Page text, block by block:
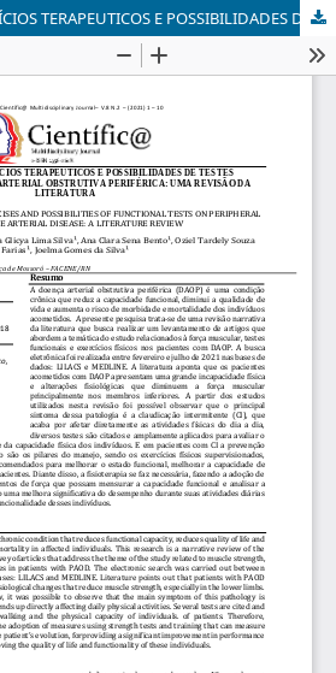
IMPACTO DOS EXERCÍCIOS TERAPEUTICOS E POSSIBILIDADES DE TESTES FUNCIONAIS NA DOENÇA ARTERIAL OBSTRUTIVA PERIFÉRICA: UMA REVISÃO DA LITERATURA